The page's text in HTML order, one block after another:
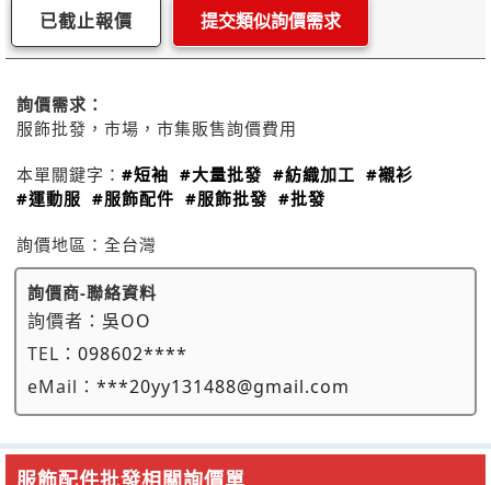
已截止報價 提交類似詢價需求
詢價需求：
服飾批發，市場，市集販售詢價費用
本單關鍵字： #短袖 #大量批發 #紡織加工 #襯衫
#運動服 #服飾配件 #服飾批發 #批發
詢價地區： 全台灣
詢價商-聯絡資料
詢價者： 吳OO
TEL： 098602****
eMail： ***20yy131488@gmail.com
服飾配件批發相關詢價單